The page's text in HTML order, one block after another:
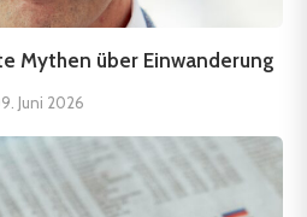
Mythen über Einwanderung
Juni 2026